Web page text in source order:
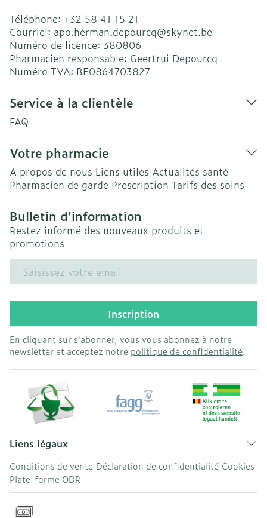
Téléphone: +32 58 41 15 21
Courriel: apo.herman.depourcq@skynet.be
Numéro de licence: 380806
Pharmacien responsable: Geertrui Depourcq
Numéro TVA: BE0864703827
Service à la clientèle
FAQ
Votre pharmacie
A propos de nous Liens utiles Actualités santé
Pharmacien de garde Prescription Tarifs des soins
Bulletin d’information
Restez informé des nouveaux produits et
promotions
Adresse mail
Inscription
En cliquant sur s'abonner, vous vous abonnez à notre
newsletter et acceptez notre politique de confidentialité.
Liens légaux
Conditions de vente Déclaration de confidentialité Cookies
Plate-forme ODR